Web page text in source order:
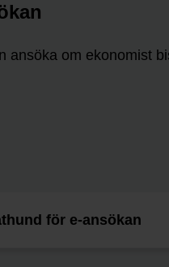
ansöka om ekonomist
för e-ansökan